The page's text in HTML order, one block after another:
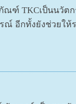
ณฑ์ TKCเป็นนวัต
ณ์ อีกทั้งยังช่วยให้